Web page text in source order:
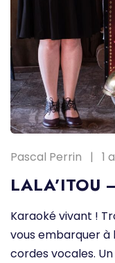
Pascal Perrin 1
LALA’ITOU
Karaoké vivant !
vous embarquer à
cordes vocales.